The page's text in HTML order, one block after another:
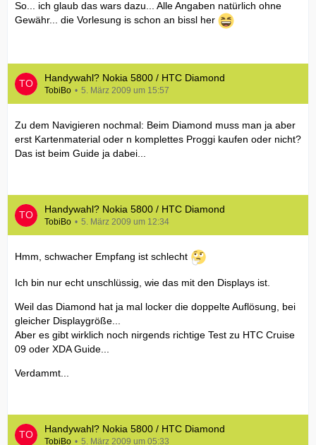
So... ich glaub das wars dazu... Alle Angaben natürlich ohne
Gewähr... die Vorlesung is schon an bissl her
Handywahl? Nokia 5800 / HTC Diamond
TobiBo 5. März 2009 um 15:57
Zu dem Navigieren nochmal: Beim Diamond muss man ja aber
erst Kartenmaterial oder n komplettes Proggi kaufen oder nicht?
Das ist beim Guide ja dabei...
Handywahl? Nokia 5800 / HTC Diamond
TobiBo 5. März 2009 um 12:34
Hmm, schwacher Empfang ist schlecht
Ich bin nur echt unschlüssig, wie das mit den Displays ist.
Weil das Diamond hat ja mal locker die doppelte Auflösung, bei
gleicher Displaygröße...
Aber es gibt wirklich noch nirgends richtige Test zu HTC Cruise
09 oder XDA Guide...
Verdammt...
Handywahl? Nokia 5800 / HTC Diamond
TobiBo 5. März 2009 um 05:33